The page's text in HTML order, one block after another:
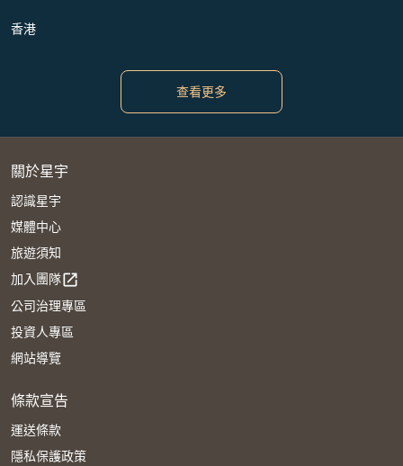
香港
查看更多
關於星宇
認識星宇
媒體中心
旅遊須知
加入團隊open_in_new
公司治理專區
投資人專區
網站導覽
條款宣告
運送條款
隱私保護政策